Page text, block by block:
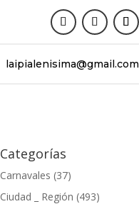
laipialenisima@gmail.com
Categorías
Carnavales (37)
Ciudad _ Región (493)